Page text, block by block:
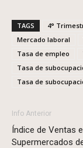
TAGS 4°
Mercado laboral
Tasa de empleo
Tasa de
Tasa de
Info Anterior
Índice de Ventas
Supermercados